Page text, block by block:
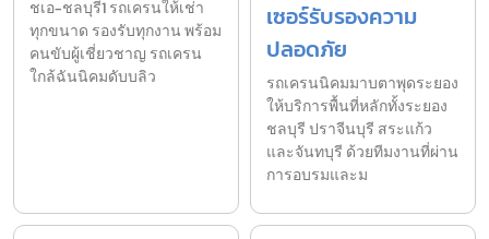
ชเอ-ชลบุรี1 รถเครนให้เช่า
ทุกขนาด รองรับทุกงาน พร้อม
คนขับผู้เชี่ยวชาญ รถเครน
ใกล้ฉันนิคมดับบลิว
เซอร์รับรองความ
ปลอดภัย
รถเครนนิคมมาบตาพุดระยอง
ให้บริการพื้นที่หลักทั้งระยอง
ชลบุรี ปราจีนบุรี สระแก้ว
และจันทบุรี ด้วยทีมงานที่ผ่าน
การอบรมและม